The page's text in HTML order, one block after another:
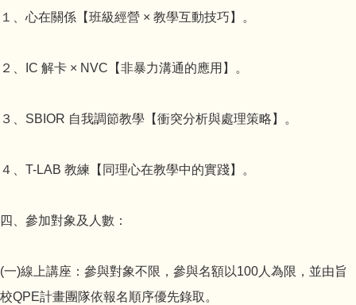
１、心在關係【班級經營 × 教學互動技巧】。
２、IC 解卡 × NVC【非暴力溝通的應用】。
３、SBIOR 自我調節教學【衝突分析與處理策略】。
４、T-LAB 教練【同理心在教學中的實踐】。
四、參加對象及人數：
(一)線上講座：參與對象不限，參與名額以100人為限，並由旨
校QPE計畫團隊依報名順序優先錄取。